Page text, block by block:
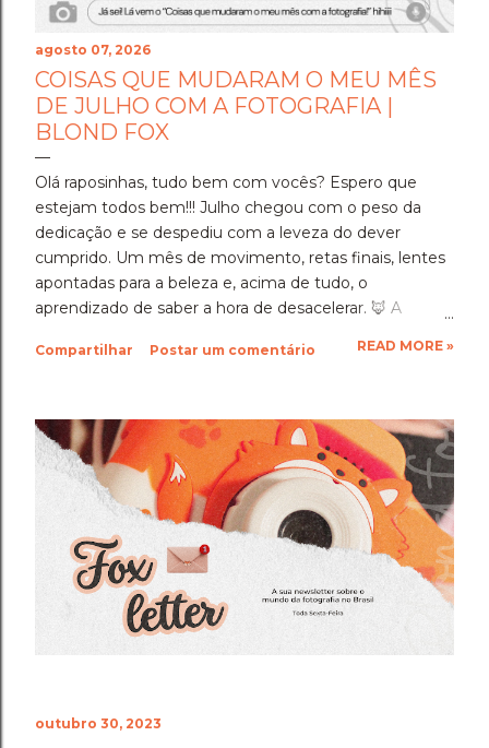
agosto 07, 2026
COISAS QUE MUDARAM O MEU MÊS
DE JULHO COM A FOTOGRAFIA |
BLOND FOX
Olá raposinhas, tudo bem com vocês? Espero que
estejam todos bem!!! Julho chegou com o peso da
dedicação e se despediu com a leveza do dever
cumprido. Um mês de movimento, retas finais, lentes
apontadas para a beleza e, acima de tudo, o
aprendizado de saber a hora de desacelerar. ​🦊 A
mês em que a disciplina atingiu o seu ponto mais alto.
importante foi um exercício de resiliência e entrega.
Aprendi que quando a gente se compromete de
verdade com um objetivo, a nossa mente descobre
uma capacidade de sustentação que a gente nem
sabia que tinha. Foi exaustivo, mas foi a prova concreta
da minha própria força. 🦊 A Viagem para Holambra: O
Cenário do Desafio ​Trocar de ar e ir fazer a prova em
Holambra transformou o peso do compromisso em
uma experiência memorável. A cidade das flores, com
sua arquitetura, suas estufas e suas estra...
Compartilhar Postar um comentário READ MORE »
outubro 30, 2023